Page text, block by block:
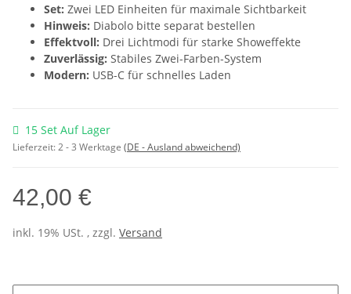
Set: Zwei LED Einheiten für maximale Sichtbarkeit
Hinweis: Diabolo bitte separat bestellen
Effektvoll: Drei Lichtmodi für starke Showeffekte
Zuverlässig: Stabiles Zwei-Farben-System
Modern: USB-C für schnelles Laden
15 Set Auf Lager
Lieferzeit:2 - 3 Werktage (DE - Ausland abweichend)
42,00 €
inkl. 19% USt. , zzgl. Versand